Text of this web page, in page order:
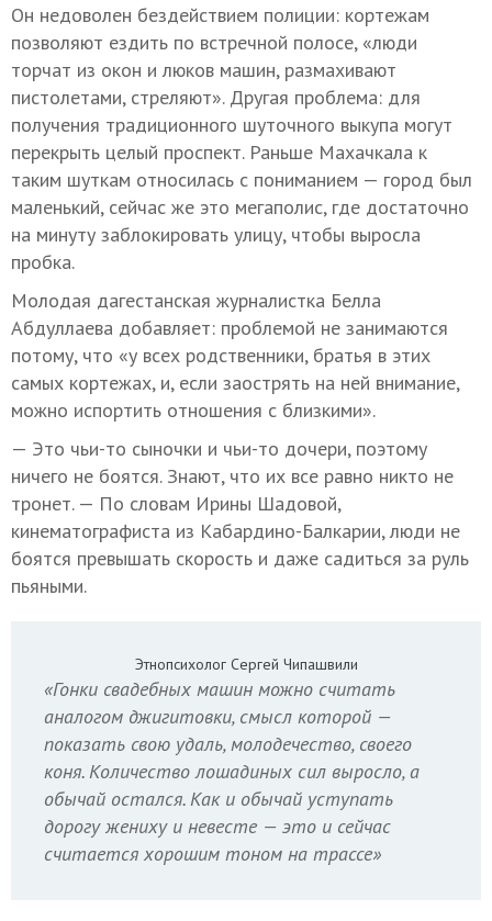
Он недоволен бездействием полиции: кортежам
позволяют ездить по встречной полосе, «люди
торчат из окон и люков машин, размахивают
пистолетами, стреляют». Другая проблема: для
получения традиционного шуточного выкупа могут
перекрыть целый проспект. Раньше Махачкала к
таким шуткам относилась с пониманием — город был
маленький, сейчас же это мегаполис, где достаточно
на минуту заблокировать улицу, чтобы выросла
пробка.
Молодая дагестанская журналистка Белла
Абдуллаева добавляет: проблемой не занимаются
потому, что «у всех родственники, братья в этих
самых кортежах, и, если заострять на ней внимание,
можно испортить отношения с близкими».
— Это чьи-то сыночки и чьи-то дочери, поэтому
ничего не боятся. Знают, что их все равно никто не
тронет. — По словам Ирины Шадовой,
кинематографиста из Кабардино-Балкарии, люди не
боятся превышать скорость и даже садиться за руль
пьяными.
Этнопсихолог Сергей Чипашвили
«Гонки свадебных машин можно считать
аналогом джигитовки, смысл которой —
показать свою удаль, молодечество, своего
коня. Количество лошадиных сил выросло, а
обычай остался. Как и обычай уступать
дорогу жениху и невесте — это и сейчас
считается хорошим тоном на трассе»